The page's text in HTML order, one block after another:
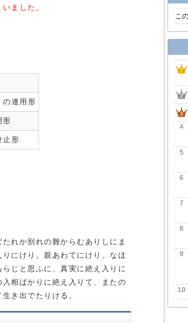
ました。
の連用形
形
止形
れか別れの難からむありしにま
にけり。親あわてにけり。なほ
じと思ふに、真実に絶え入りに
相ばかりに絶え入りて、またの
き出でたりける。
こ
4
5
6
7
8
9
10